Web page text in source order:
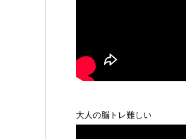
大人の脳トレ難しい